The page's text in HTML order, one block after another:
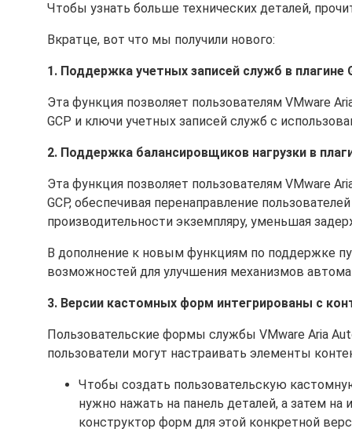
Чтобы узнать больше технических деталей,
Вкратце, вот что мы получили нового:
1. Поддержка учетных записей служб в плагине
Эта функция позволяет пользователям VMware
GCP и ключи учетных записей служб с
2. Поддержка балансировщиков нагрузки в
Эта функция позволяет пользователям VMware
GCP, обеспечивая перенаправление
производительности экземпляру, уменьшая
В дополнение к новым функциям по поддержке
возможностей для улучшения механизмов
3. Версии кастомных форм интегрированы с
Пользовательские формы службы VMware Aria
пользователи могут настраивать элементы
Чтобы создать пользовательскую
нужно нажать на панель деталей, а затем
конструктор форм для этой конкретной